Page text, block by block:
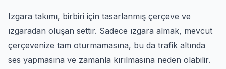
Izgara takımı, birbiri için tasarlanmış çerçeve ve
ızgaradan oluşan settir. Sadece ızgara almak, mevcut
çerçevenize tam oturmamasına, bu da trafik altında
ses yapmasına ve zamanla kırılmasına neden olabilir.